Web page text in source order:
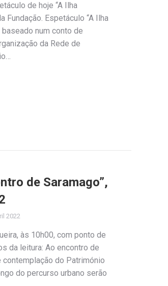
de hoje “A Ilha
Fundação. Espetáculo “A Ilha
baseado num conto de
da Rede de
de Saramago”,
2022
às 10h00, com ponto de
da leitura: Ao encontro de
contemplação do Património
do percurso urbano serão